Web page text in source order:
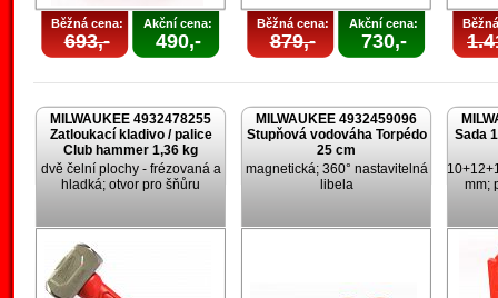
Běžná cena:
693,-
Akční cena:
490,-
Běžná cena:
879,-
Akční cena:
730,-
MILWAUKEE 4932478255
Zatloukací kladivo / palice
Club hammer 1,36 kg
dvě čelní plochy - frézovaná a
hladká; otvor pro šňůru
MILWAUKEE 4932459096
Stupňová vodováha Torpédo
25 cm
magnetická; 360° nastavitelná
libela
Sada
mm;